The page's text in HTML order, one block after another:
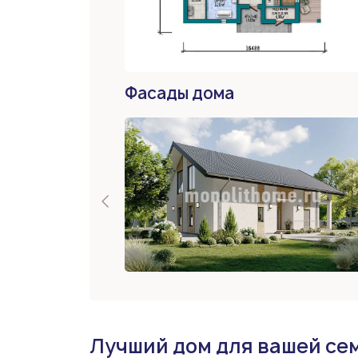
Фасады дома
Лучший дом для вашей